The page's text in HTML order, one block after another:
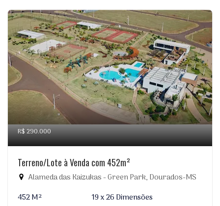
R$ 290.000
Terreno/Lote à Venda com 452m²
Alameda das Kaizukas - Green Park, Dourados-MS
452 M²
19 x 26 Dimensões